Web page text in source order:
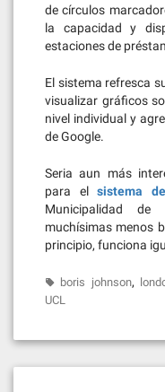
de círculos
la capacidad y
estaciones de
El sistema refresca
visualizar gráficos
nivel individual y
de Google.
Seria aun más
para elsistema
Municipalidad de
muchísimas menos
principio, funciona
boris johnson,
UCL